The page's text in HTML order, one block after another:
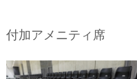
付加アメニティ席